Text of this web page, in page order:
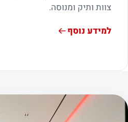
צוות ותיק ומנוסה.
למידע נוסף